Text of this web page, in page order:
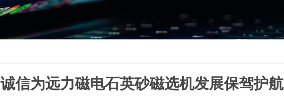
诚信为远力磁电石英砂磁选机发展保驾护航